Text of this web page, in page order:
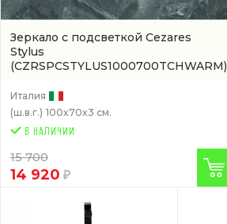
Зеркало с подсветкой Cezares
Stylus
(CZRSPCSTYLUS1000700TCHWARM)
Италия
(ш.в.г.) 100x70x3 см.
15 700
14 920